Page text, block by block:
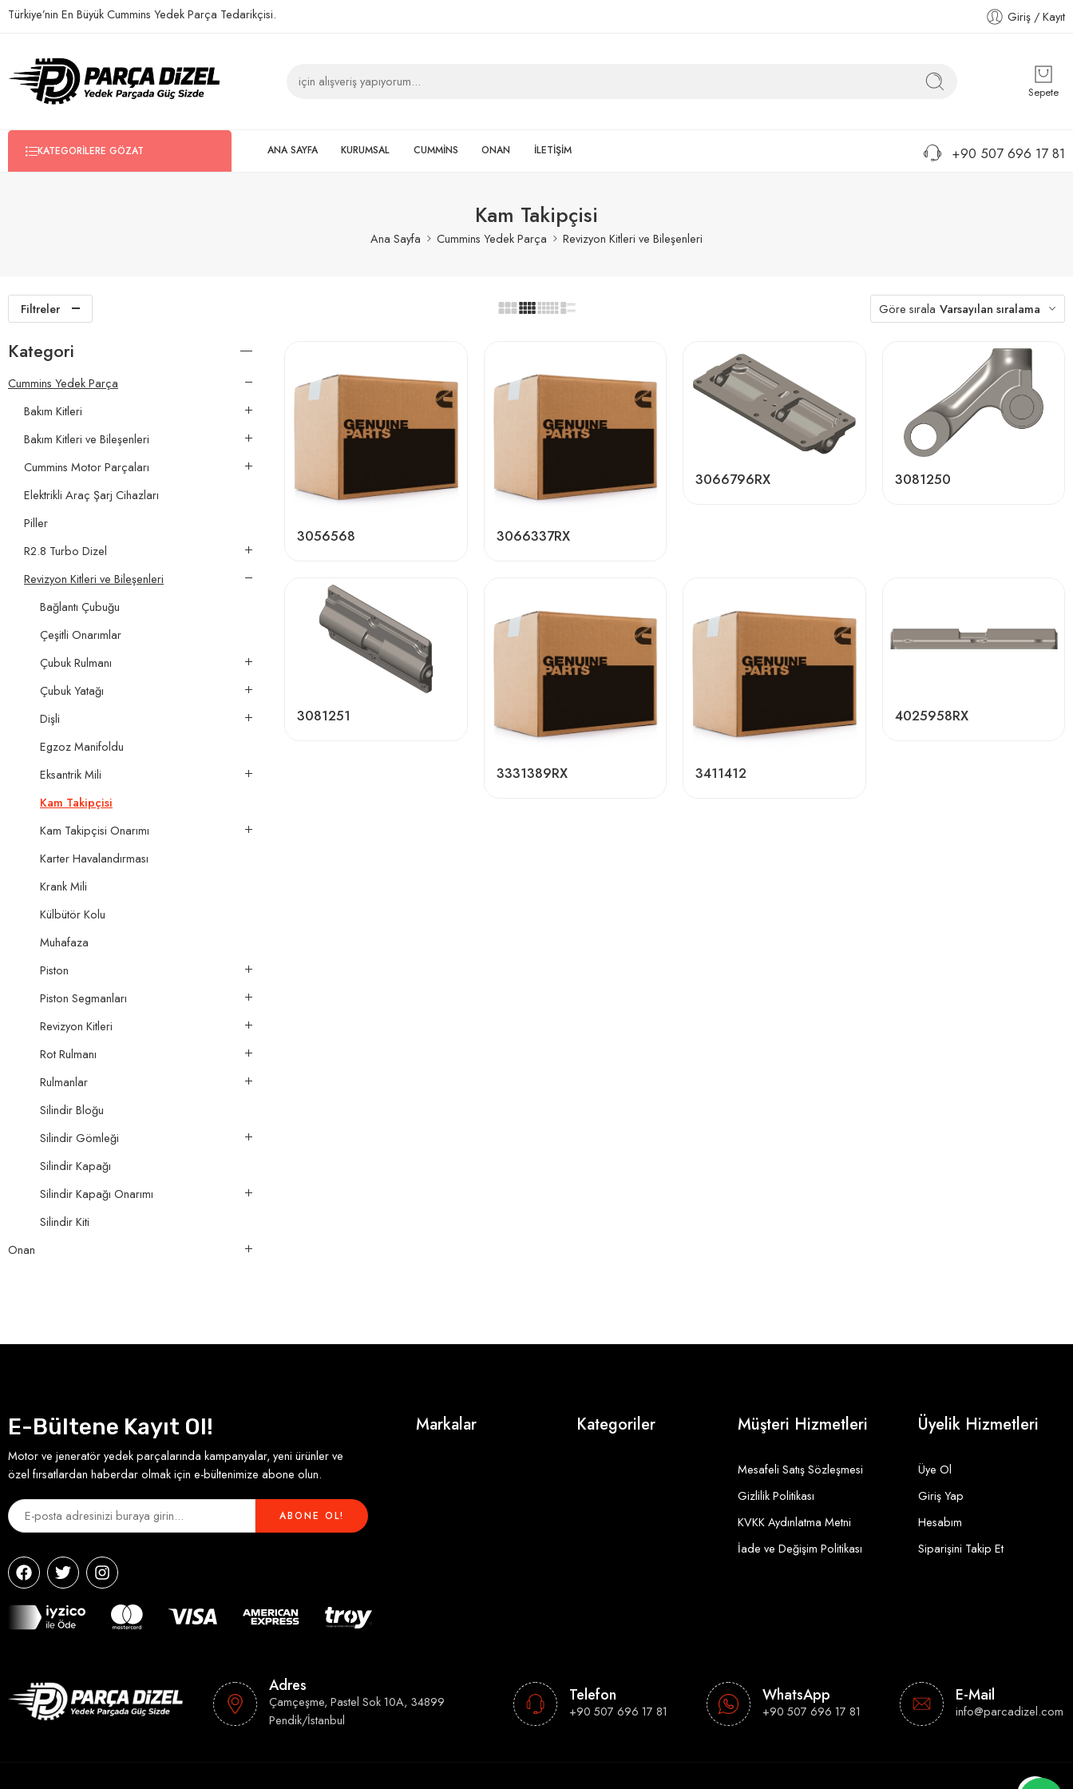
Türkiye’nin En Büyük Cummins Yedek Parça Tedarikçisi. Giriş / Kayıt
Sepete
KATEGORILERE GÖZAT ANA SAYFA KURUMSAL CUMMİNS ONAN İLETİŞİM +90 507 696 17 81
Kam Takipçisi
Ana Sayfa Cummins Yedek Parça Revizyon Kitleri ve Bileşenleri
Filtreler Göre sırala Varsayılan sıralama
3056568 3066337RX
3066796RX 3081250
3081251
3331389RX 3411412
4025958RX
Kategori
Cummins Yedek Parça
Bakım Kitleri
Bakım Kitleri ve Bileşenleri
Cummins Motor Parçaları
Elektrikli Araç Şarj Cihazları
Piller
R2.8 Turbo Dizel
Revizyon Kitleri ve Bileşenleri
Bağlantı Çubuğu
Çeşitli Onarımlar
Çubuk Rulmanı
Çubuk Yatağı
Dişli
Egzoz Manifoldu
Eksantrik Mili
Kam Takipçisi
Kam Takipçisi Onarımı
Karter Havalandırması
Krank Mili
Külbütör Kolu
Muhafaza
Piston
Piston Segmanları
Revizyon Kitleri
Rot Rulmanı
Rulmanlar
Silindir Bloğu
Silindir Gömleği
Silindir Kapağı
Silindir Kapağı Onarımı
Silindir Kiti
Onan
E-Bültene Kayıt Ol!
Motor ve jeneratör yedek parçalarında kampanyalar, yeni ürünler ve
özel fırsatlardan haberdar olmak için e-bültenimize abone olun.
Markalar Kategoriler Müşteri Hizmetleri
Mesafeli Satış Sözleşmesi
Gizlilik Politikası
KVKK Aydınlatma Metni
İade ve Değişim Politikası
Üyelik Hizmetleri
Üye Ol
Giriş Yap
Hesabım
Siparişini Takip Et
Adres
Çamçeşme, Pastel Sok 10A, 34899
Pendik/İstanbul
Telefon
+90 507 696 17 81
WhatsApp
+90 507 696 17 81
E-Mail
info@parcadizel.com